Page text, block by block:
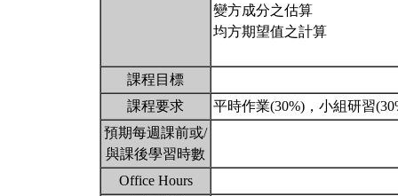
變方成分之估算
均方期望值之計算
課程目標
課程要求
平時作業(30%)，小組研習
預期每週課前或/
與課後學習時數
Office Hours